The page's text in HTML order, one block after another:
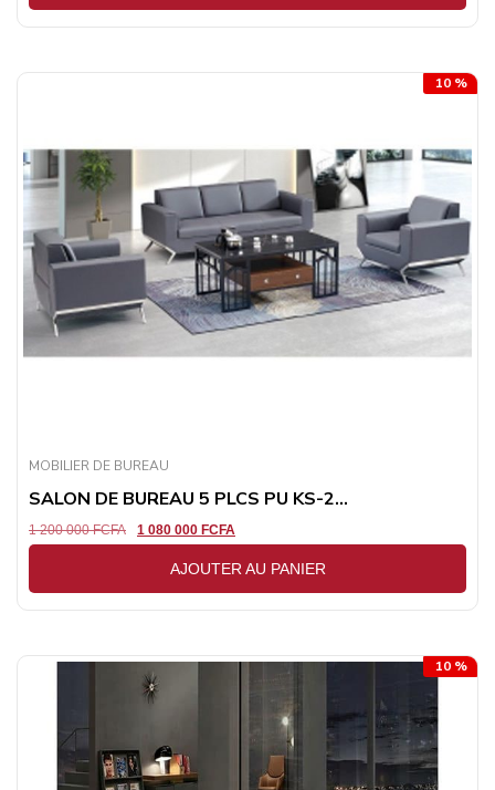
10 %
MOBILIER DE BUREAU
SALON DE BUREAU 5 PLCS PU KS-2...
1 200 000FCFA 1 080 000 FCFA
AJOUTER AU PANIER
10 %